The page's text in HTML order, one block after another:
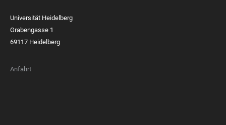
Universität Heidelberg
Grabengasse 1
69117 Heidelberg
Anfahrt